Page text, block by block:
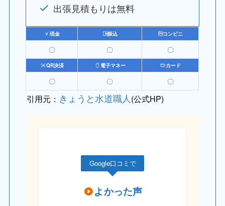
出張見積もりは無料
現金 振込 コンビニ
〇 〇 〇
QR決済 電子マネー カード
〇 〇 〇
引用元： きょうと水道職人 (公式HP)
Google口コミで
よかった声